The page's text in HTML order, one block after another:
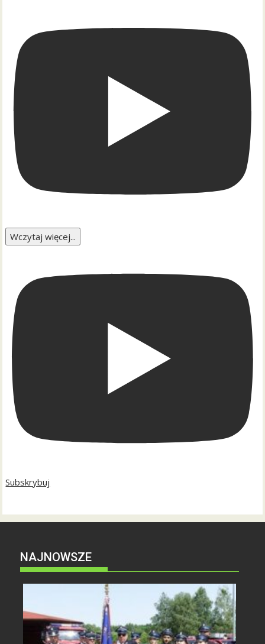
Wczytaj więcej...
Subskrybuj
NAJNOWSZE